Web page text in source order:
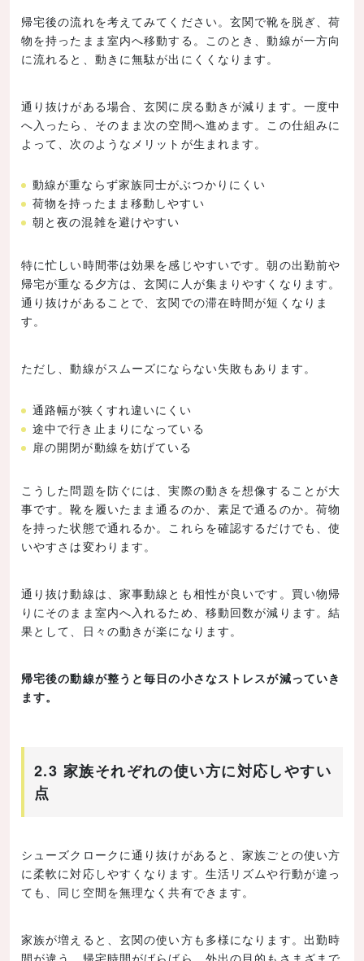
帰宅後の流れを考えてみてください。玄関で靴を脱ぎ、荷
物を持ったまま室内へ移動する。このとき、動線が一方向
に流れると、動きに無駄が出にくくなります。
通り抜けがある場合、玄関に戻る動きが減ります。一度中
へ入ったら、そのまま次の空間へ進めます。この仕組みに
よって、次のようなメリットが生まれます。
動線が重ならず家族同士がぶつかりにくい
荷物を持ったまま移動しやすい
朝と夜の混雑を避けやすい
特に忙しい時間帯は効果を感じやすいです。朝の出勤前や
帰宅が重なる夕方は、玄関に人が集まりやすくなります。
通り抜けがあることで、玄関での滞在時間が短くなりま
す。
ただし、動線がスムーズにならない失敗もあります。
通路幅が狭くすれ違いにくい
途中で行き止まりになっている
扉の開閉が動線を妨げている
こうした問題を防ぐには、実際の動きを想像することが大
事です。靴を履いたまま通るのか、素足で通るのか。荷物
を持った状態で通れるか。これらを確認するだけでも、使
いやすさは変わります。
通り抜け動線は、家事動線とも相性が良いです。買い物帰
りにそのまま室内へ入れるため、移動回数が減ります。結
果として、日々の動きが楽になります。
帰宅後の動線が整うと毎日の小さなストレスが減っていき
ます。
2.3 家族それぞれの使い方に対応しやすい
点
シューズクロークに通り抜けがあると、家族ごとの使い方
に柔軟に対応しやすくなります。生活リズムや行動が違っ
ても、同じ空間を無理なく共有できます。
家族が増えると、玄関の使い方も多様になります。出勤時
間が違う、帰宅時間がばらばら、外出の目的もさまざまで